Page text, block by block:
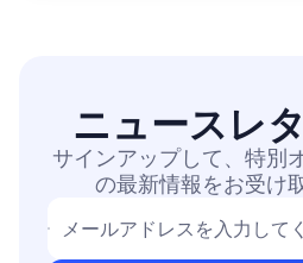
ニュースレ
サインアップして、特別
の最新情報をお受け
メールアドレスを入力して